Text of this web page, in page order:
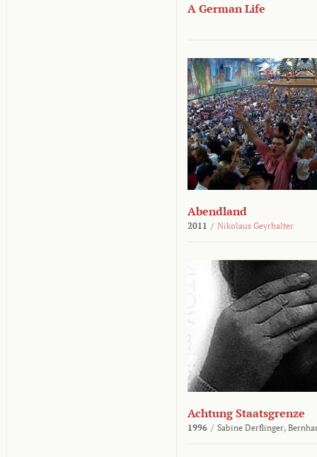
A German Life
Abendland
2011 / Nikolaus Geyrhalter
Achtung Staatsgrenze
1996 / Sabine Derflinger,